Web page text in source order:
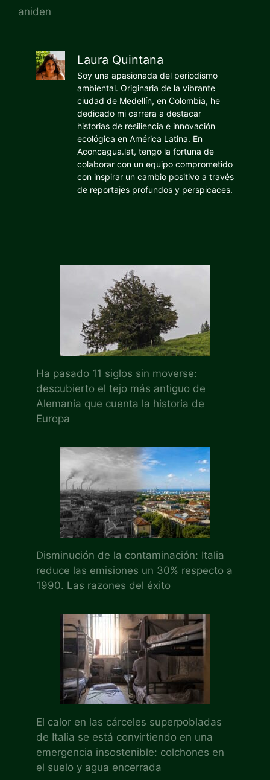
aniden
Laura Quintana
Soy una apasionada del periodismo
ambiental. Originaria de la vibrante
ciudad de Medellín, en Colombia, he
dedicado mi carrera a destacar
historias de resiliencia e innovación
ecológica en América Latina. En
Aconcagua.lat, tengo la fortuna de
colaborar con un equipo comprometido
con inspirar un cambio positivo a través
de reportajes profundos y perspicaces.
Ha pasado 11 siglos sin moverse:
descubierto el tejo más antiguo de
Alemania que cuenta la historia de
Europa
Disminución de la contaminación: Italia
reduce las emisiones un 30% respecto a
1990. Las razones del éxito
El calor en las cárceles superpobladas
de Italia se está convirtiendo en una
emergencia insostenible: colchones en
el suelo y agua encerrada